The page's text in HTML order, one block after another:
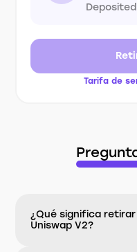
Tarifa de
¿Qué significa
Uniswap V2?